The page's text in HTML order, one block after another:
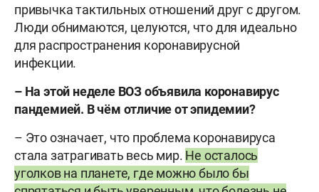
привычка тактильных отношений друг с другом.
Люди обнимаются, целуются, что для идеально
для распространения коронавирусной
инфекции.
– На этой неделе ВОЗ объявила коронавирус
пандемией. В чём отличие от эпидемии?
– Это означает, что проблема коронавируса
стала затрагивать весь мир. Не осталось
уголков на планете, где можно было бы